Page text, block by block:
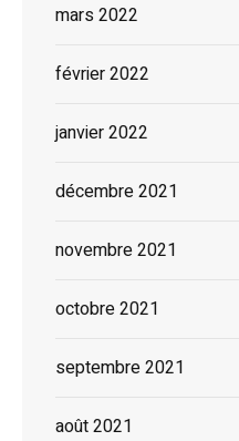
mars 2022
février 2022
janvier 2022
décembre 2021
novembre 2021
octobre 2021
septembre 2021
août 2021